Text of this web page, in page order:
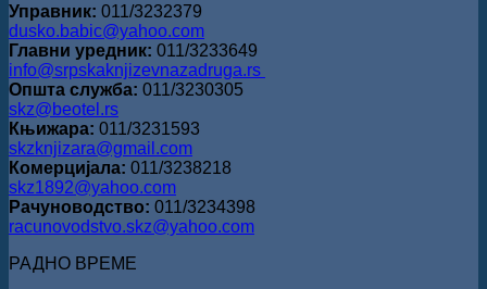
Управник: 011/3232379
dusko.babic@yahoo.com
Главни уредник: 011/3233649
info@srpskaknjizevnazadruga.rs
Општа служба: 011/3230305
skz@beotel.rs
Књижара: 011/3231593
skzknjizara@gmail.com
Комерцијала: 011/3238218
skz1892@yahoo.com
Рачуноводство: 011/3234398
racunovodstvo.skz@yahoo.com
РАДНО ВРЕМЕ